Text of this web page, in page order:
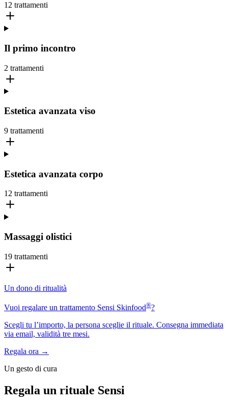
12 trattamenti
Il primo incontro
2 trattamenti
Estetica avanzata viso
9 trattamenti
Estetica avanzata corpo
12 trattamenti
Massaggi olistici
19 trattamenti
Un dono di ritualità
Vuoi regalare un trattamento Sensi Skinfood®?
Scegli tu l’importo, la persona sceglie il rituale. Consegna immediata
via email, validità tre mesi.
Regala ora →
Un gesto di cura
Regala un rituale Sensi